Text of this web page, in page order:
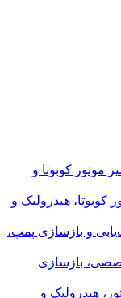
موتور کوبوتا و
کوبوتا، هیدرولیک و
و بازسازی پمپ،
بازسازی
هیدرولیک و